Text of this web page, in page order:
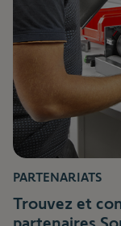
PARTENARIATS
Trouvez et